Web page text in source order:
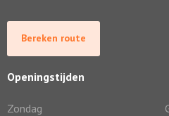
Bereken route
Openingstijden
Zondag